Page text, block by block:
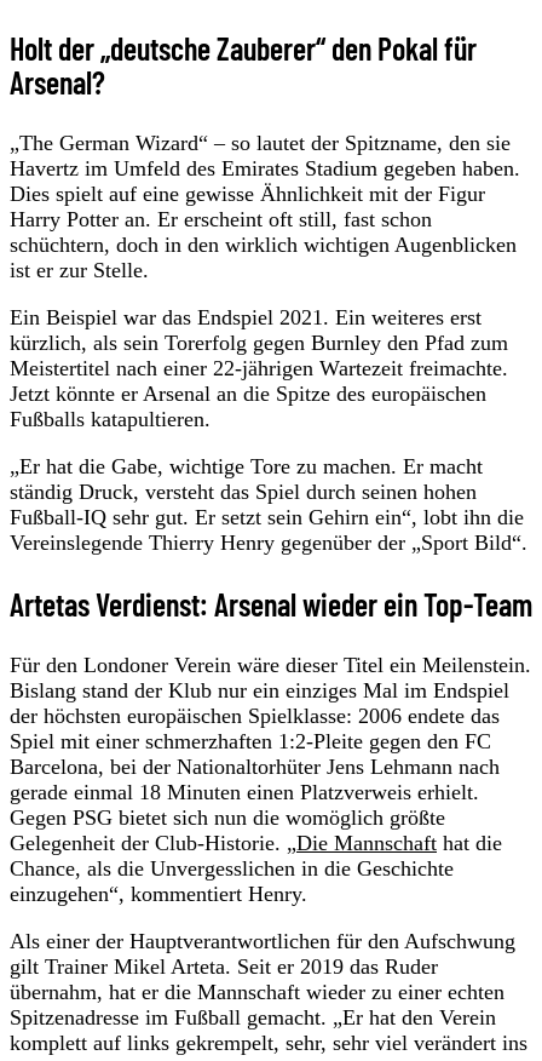
Holt der „deutsche Zauberer“ den Pokal für
Arsenal?
„The German Wizard“ – so lautet der Spitzname, den sie
Havertz im Umfeld des Emirates Stadium gegeben haben.
Dies spielt auf eine gewisse Ähnlichkeit mit der Figur
Harry Potter an. Er erscheint oft still, fast schon
schüchtern, doch in den wirklich wichtigen Augenblicken
ist er zur Stelle.
Ein Beispiel war das Endspiel 2021. Ein weiteres erst
kürzlich, als sein Torerfolg gegen Burnley den Pfad zum
Meistertitel nach einer 22-jährigen Wartezeit freimachte.
Jetzt könnte er Arsenal an die Spitze des europäischen
Fußballs katapultieren.
„Er hat die Gabe, wichtige Tore zu machen. Er macht
ständig Druck, versteht das Spiel durch seinen hohen
Fußball-IQ sehr gut. Er setzt sein Gehirn ein“, lobt ihn die
Vereinslegende Thierry Henry gegenüber der „Sport Bild“.
Artetas Verdienst: Arsenal wieder ein Top-Team
Für den Londoner Verein wäre dieser Titel ein Meilenstein.
Bislang stand der Klub nur ein einziges Mal im Endspiel
der höchsten europäischen Spielklasse: 2006 endete das
Spiel mit einer schmerzhaften 1:2-Pleite gegen den FC
Barcelona, bei der Nationaltorhüter Jens Lehmann nach
gerade einmal 18 Minuten einen Platzverweis erhielt.
Gegen PSG bietet sich nun die womöglich größte
Gelegenheit der Club-Historie. „Die Mannschaft hat die
Chance, als die Unvergesslichen in die Geschichte
einzugehen“, kommentiert Henry.
Als einer der Hauptverantwortlichen für den Aufschwung
gilt Trainer Mikel Arteta. Seit er 2019 das Ruder
übernahm, hat er die Mannschaft wieder zu einer echten
Spitzenadresse im Fußball gemacht. „Er hat den Verein
komplett auf links gekrempelt, sehr, sehr viel verändert ins